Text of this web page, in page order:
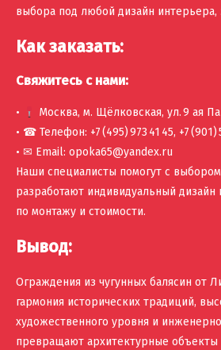
выбора под любой дизайн интерьера,
Как заказать:
Свяжитесь с нами:
•
Москва, м. Щёлковская, ул. 9 ая
• ☎ Телефон: +7 (495) 973 41 45, +7 (901)
• ✉ Email: opoka65@yandex.ru
Наши специалисты помогут с
разработают индивидуальный дизайн
по монтажу и стоимости.
Вывод:
Ограждения из чугунных балясин от
гармония исторических традиций,
художественного уровня и
превращают архитектурные объекты